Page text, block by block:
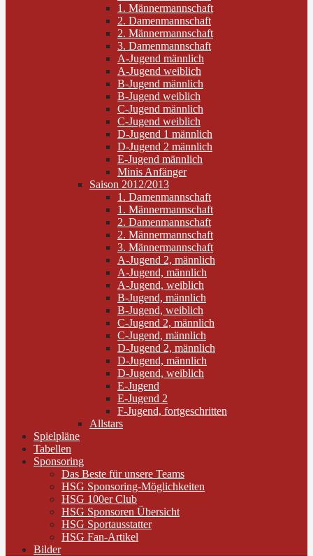
1. Männermannschaft
2. Damenmannschaft
2. Männermannschaft
3. Damenmannschaft
A-Jugend männlich
A-Jugend weiblich
B-Jugend männlich
B-Jugend weiblich
C-Jugend männlich
C-Jugend weiblich
D-Jugend 1 männlich
D-Jugend 2 männlich
E-Jugend männlich
Minis Anfänger
Saison 2012/2013
1. Damenmannschaft
1. Männermannschaft
2. Damenmannschaft
2. Männermannschaft
3. Männermannschaft
A-Jugend 2, männlich
A-Jugend, männlich
A-Jugend, weiblich
B-Jugend, männlich
B-Jugend, weiblich
C-Jugend 2, männlich
C-Jugend, männlich
D-Jugend 2, männlich
D-Jugend, männlich
D-Jugend, weiblich
E-Jugend
E-Jugend 2
F-Jugend, fortgeschritten
Allstars
Spielpläne
Tabellen
Sponsoring
Das Beste für unsere Teams
HSG Sponsoring-Möglichkeiten
HSG 100er Club
HSG Sponsoren Übersicht
HSG Sportausstatter
HSG Fan-Artikel
Bilder